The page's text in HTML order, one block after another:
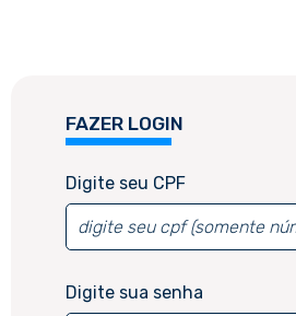
CADASTRE-SE
Digite seu CPF
FAZER LOGIN
Digite seu CPF
Digite sua senha